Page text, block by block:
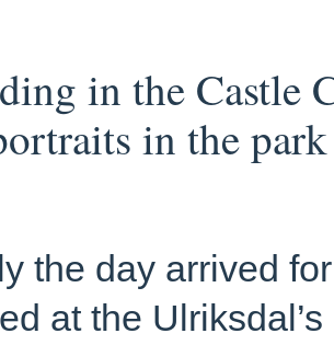
in the Castle
in the
the day arrived
at the